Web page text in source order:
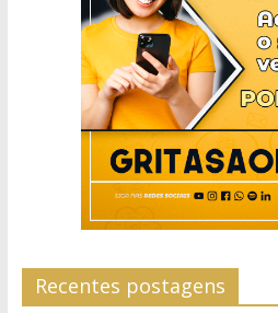
Recentes postagens